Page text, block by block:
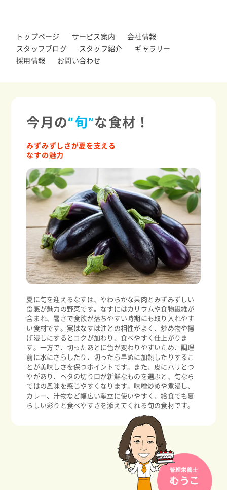
トップページ サービス案内
会社情報
スタッフブログ
スタッフ紹介
ギャラリー
採用情報
お問い合わせ
今月の“旬”な食材！
みずみずしさが夏を支える
なすの魅力
夏に旬を迎えるなすは、やわらかな果肉とみずみずしい
食感が魅力の野菜です。なすにはカリウムや食物繊維が
含まれ、暑さで食欲が落ちやすい時期にも取り入れやす
い食材です。実はなすは油との相性がよく、炒め物や揚
げ浸しにするとコクが加わり、食べやすく仕上がりま
す。一方で、切ったあとに色が変わりやすいため、調理
前に水にさらしたり、切ったら早めに加熱したりするこ
とが美味しさを保つポイントです。また、皮にハリとつ
やがあり、ヘタの切り口が新鮮なものを選ぶと、旬なら
ではの風味を感じやすくなります。味噌炒めや煮浸し、
カレー、汁物など幅広い献立に使いやすく、給食でも夏
らしい彩りと食べやすさを添えてくれる旬の食材です。